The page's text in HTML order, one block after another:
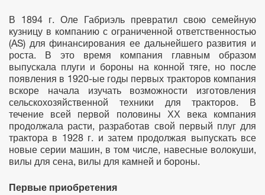
В 1894 г. Оле Габриэль превратил свою семейную
кузницу в компанию с ограниченной ответственностью
(AS) для финансирования ее дальнейшего развития и
роста. В это время компания главным образом
выпускала плуги и бороны на конной тяге, но после
появления в 1920-ые годы первых тракторов компания
вскоре начала изучать возможности изготовления
сельскохозяйственной техники для тракторов. В
течение всей первой половины ХХ века компания
продолжала расти, разработав свой первый плуг для
трактора в 1928 г. и затем продолжая выпускать все
новые серии машин, в том числе, навесные волокуши,
вилы для сена, вилы для камней и бороны.
Первые приобретения